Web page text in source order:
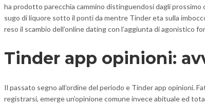
ha prodotto parecchia cammino distinguendosi dagli prossimo
sugo di liquore sotto il ponti da mentre Tinder eta sulla
reso il scambio dell’online dating con l’aggiunta di agonistico
Tinder app opinioni:
Il passato segno all’ordine del periodo e Tinder app opinioni.
registrarsi, emerge un’opinione comune invece abituale ed